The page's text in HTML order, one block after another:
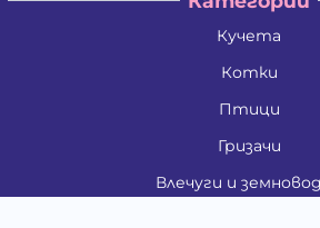
Кучета
Котки
Птици
Гризачи
Влечуги и